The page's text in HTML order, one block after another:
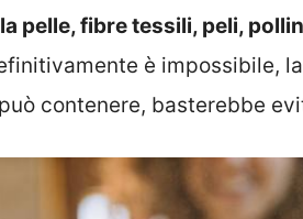
pelle, fibre tessili, peli,
è impossibile,
contenere, basterebbe